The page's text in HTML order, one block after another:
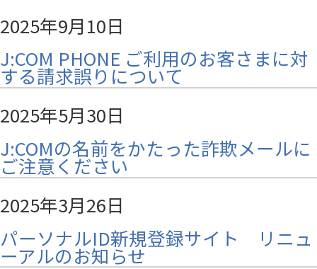
2025年9月10日
J:COM PHONE ご利用のお客さまに対
する請求誤りについて
2025年5月30日
J:COMの名前をかたった詐欺メールに
ご注意ください
2025年3月26日
パーソナルID新規登録サイト リニュ
ーアルのお知らせ